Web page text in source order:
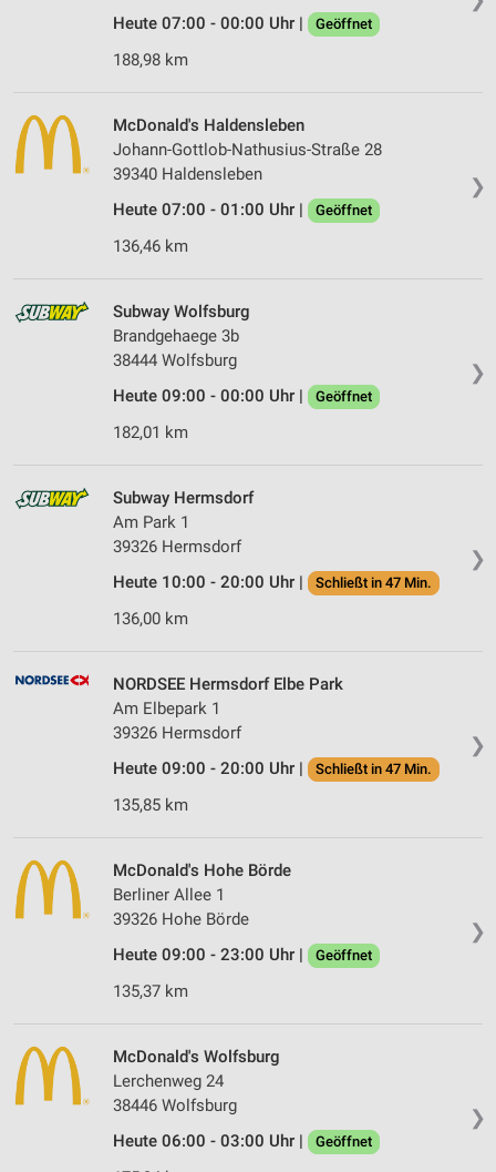
Heute 07:00 - 00:00 Uhr | Geöffnet
188,98 km
❯
McDonald's Haldensleben
Johann-Gottlob-Nathusius-Straße 28
39340 Haldensleben
Heute 07:00 - 01:00 Uhr |
Geöffnet
136,46 km
❯
Subway Wolfsburg
Brandgehaege 3b
38444 Wolfsburg
Heute 09:00 - 00:00 Uhr |
Geöffnet
182,01 km
❯
Subway Hermsdorf
Am Park 1
39326 Hermsdorf
Heute 10:00 - 20:00 Uhr |
Schließt in 47 Min.
136,00 km
❯
NORDSEE Hermsdorf Elbe Park
Am Elbepark 1
39326 Hermsdorf
Heute 09:00 - 20:00 Uhr |
Schließt in 47 Min.
135,85 km
❯
McDonald's Hohe Börde
Berliner Allee 1
39326 Hohe Börde
Heute 09:00 - 23:00 Uhr |
Geöffnet
135,37 km
❯
McDonald's Wolfsburg
Lerchenweg 24
38446 Wolfsburg
Heute 06:00 - 03:00 Uhr |
Geöffnet